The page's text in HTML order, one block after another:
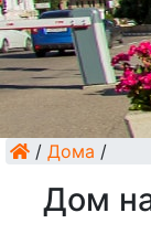
/ Дома /
Дом